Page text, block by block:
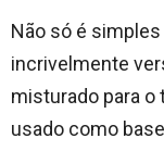
Não só é
incrivelmente
misturado para o
usado como